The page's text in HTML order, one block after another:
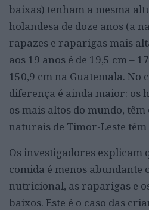
baixas) tenham a mesma
holandesa de doze anos (a
rapazes e raparigas mais
aos 19 anos é de 19,5 cm –
150,9 cm na Guatemala. No
diferença é ainda maior: os
os mais altos do mundo, têm
naturais de Timor-Leste têm
Os investigadores explicam
comida é menos abundante
nutricional, as raparigas e
baixos. Este é o caso das